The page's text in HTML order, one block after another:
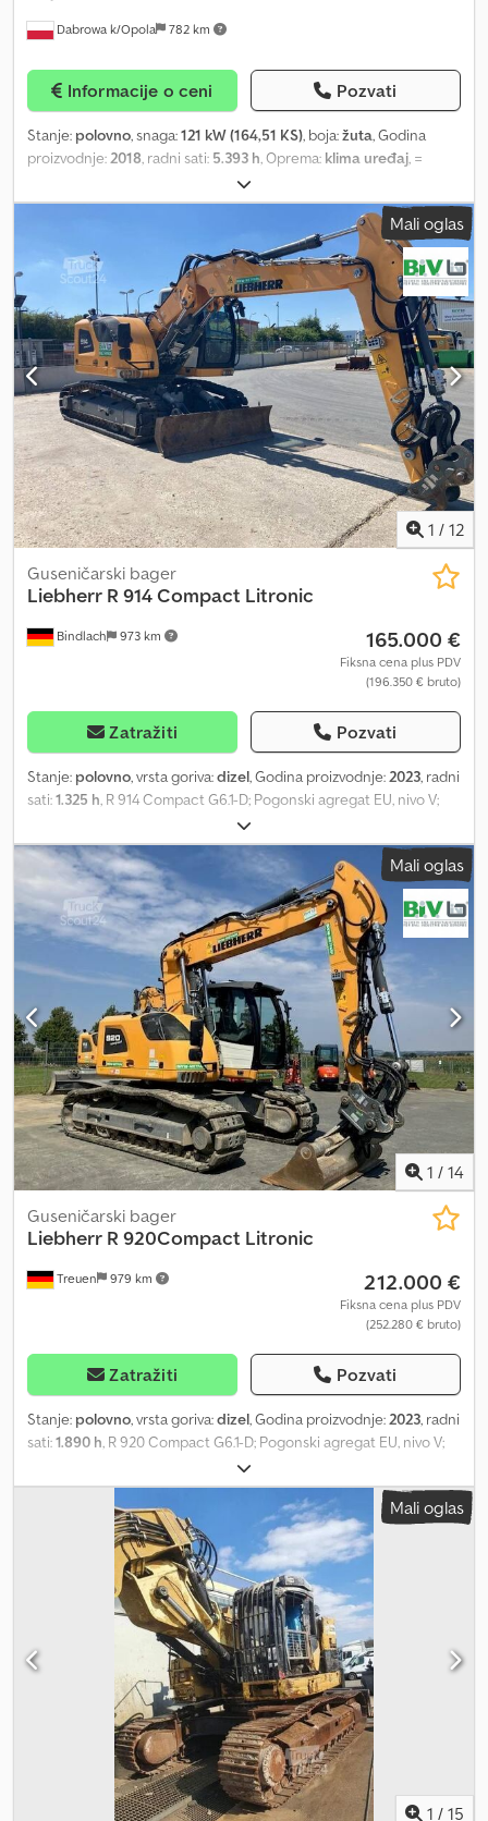
Dabrowa k/Opola 782 km
Informacije o ceni Pozvati
Stanje: polovno, snaga:121 kW (164,51 KS), boja:žuta, Godina
proizvodnje:2018, radni sati: 5.393 h, Oprema: klima uređaj, =
Dodatne opcije i pribor = - Klima-uređaj - Radio = Dodatne
informacije = Chjdeznul Ujpfx Amysa Sopstvena težina: 22.800 kg
Mali oglas
1 / 12
Bindlach 973 km
Guseničarski bager
Liebherr R 914 Compact Litronic
165.000 €
Fiksna cena plus PDV
(196.350 € bruto)
Zatražiti Pozvati
Stanje: polovno, vrsta goriva:dizel, Godina proizvodnje:2023, radni
sati:1.325 h, R 914 Compact G6.1-D; Pogonski agregat EU, nivo V;
Donji deo šasije S, širina traka 2000 mm; Stabilizatorska ploča 2500
mm, upravljanje pomoću mini džojstika; Gusenice B4, gumene
ploče 500 mm, 46 članaka; Udobno sedište za vozača; LIDAT
hardver; Podesivi nosač, dužina 4,85 m, upravljanje pomoću mini
džojstika; Zaštita hidrauličnog cilindra od oštećenja cevi; Zaštita
cilindra ruke od oštećenja cevi; Ruka za kašiku, dužina 2,45 m;
Standardni paket LED+ Elite; Paket ambijentalnog osvetljenja
LED+; Hidraulika za čekić, makaze i klešta; Brzi priključak LIKUFIX
48; Uključeno: 2x duboka kašika i 1x kašika za iskopavanje. Cjdpfx
Amozq Dlioyeha = Dodatne informacije = Serijski broj: 1511/58673
Uslovi isporuke: EXW Zemlja proizvodnje: FR Za dodatne
informacije, kontaktirajte Franka Becka.
Mali oglas
1 / 14
Treuen 979 km
Guseničarski bager
Liebherr R 920Compact Litronic
212.000 €
Fiksna cena plus PDV
(252.280 € bruto)
Zatražiti Pozvati
Stanje: polovno, vrsta goriva:dizel, Godina proizvodnje:2023, radni
sati:1.890 h, R 920 Compact G6.1-D; Pogonski agregat EU, nivo V;
Donji deo LC, širina traka 2250 mm; Gusenice B60 sa gumenim
pločama 600 mm, 46 karika; Vozačko sedište Comfort; LIDAT
hardver; Podesivi ruka bagera 5,30 m pomoću mini džojstika;
Zaštita cilindra za podizanje od oštećenja cevi; Zaštita cilindra
stalke od oštećenja cevi; Ruka bagera 2,65 m; Standardni paket
LED+ Elite; LEICA priprema; Hidraulika za čekić, makaze i grablje;
Brzi sistem za promenu LIKUFIX 48; Uključuje 2 duboke kašike i 1
kašiku za čišćenje kanala. = Dodatne informacije = Serijski broj:
1705/58272 Uslovi isporuke: EXW Zemlja proizvodnje: FR Chodpfx
Amezq Dpnjyja Za dodatne informacije, kontaktirajte Franka
Mali oglas
1 / 15